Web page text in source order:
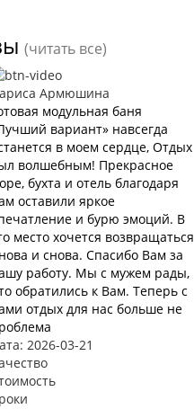
(читать все)
Армюшина
модульная баня
вариант» навсегда
в моем сердце, Отдых
волшебным! Прекрасное
бухта и отель благодаря
оставили яркое
и бурю эмоций. В
место хочется возвращаться
и снова. Спасибо Вам за
работу. Мы с мужем рады,
обратились к Вам. Теперь с
отдых для нас больше не
2026-03-21